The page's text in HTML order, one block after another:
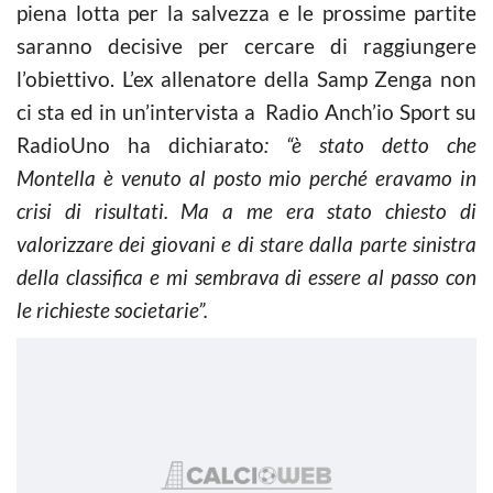
piena lotta per la salvezza e le prossime partite
saranno decisive per cercare di raggiungere
l’obiettivo. L’ex allenatore della Samp Zenga non
ci sta ed in un’intervista a Radio Anch’io Sport su
RadioUno ha dichiarato: “è stato detto che
Montella è venuto al posto mio perché eravamo in
crisi di risultati. Ma a me era stato chiesto di
valorizzare dei giovani e di stare dalla parte sinistra
della classifica e mi sembrava di essere al passo con
le richieste societarie”.